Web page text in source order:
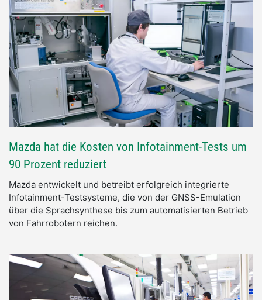
Mazda hat die Kosten von Infotainment-Tests um
90 Prozent reduziert
Mazda entwickelt und betreibt erfolgreich integrierte
Infotainment-Testsysteme, die von der GNSS-Emulation
über die Sprachsynthese bis zum automatisierten Betrieb
von Fahrrobotern reichen.